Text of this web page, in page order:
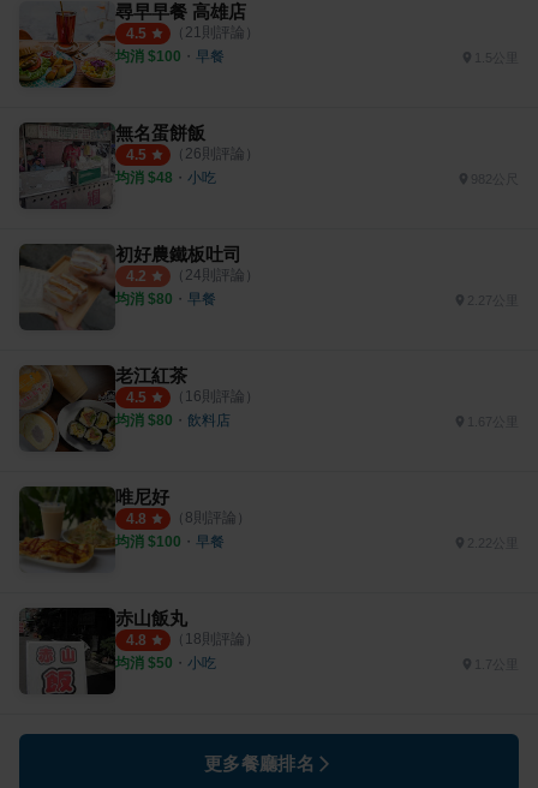
尋早早餐 高雄店
4.5 （ 21則評論）
均消 $100 ・ 早餐 1.5公里
無名蛋餅飯
4.5 （ 26則評論）
均消 $48 ・ 小吃
初好農鐵板吐司
4.2 （ 24則評論）
均消 $80 ・ 早餐
老江紅茶
4.5 （ 16則評論）
均消 $80 ・ 飲料店
唯尼好
4.8 （ 8則評論）
均消 $100 ・ 早餐
赤山飯丸
4.8 （ 18則評論）
均消 $50 ・ 小吃
更多餐廳排名